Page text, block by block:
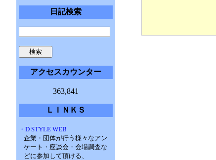
日記検索
アクセスカウンター
363,841
ＬＩＮＫＳ
・D STYLE WEB
企業・団体が行う様々なアン
ケート・座談会・会場調査な
どに参加して頂ける、